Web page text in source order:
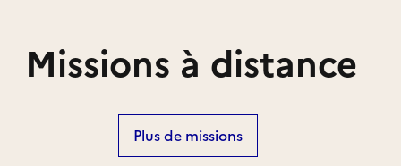
Missions à distance
Plus de missions